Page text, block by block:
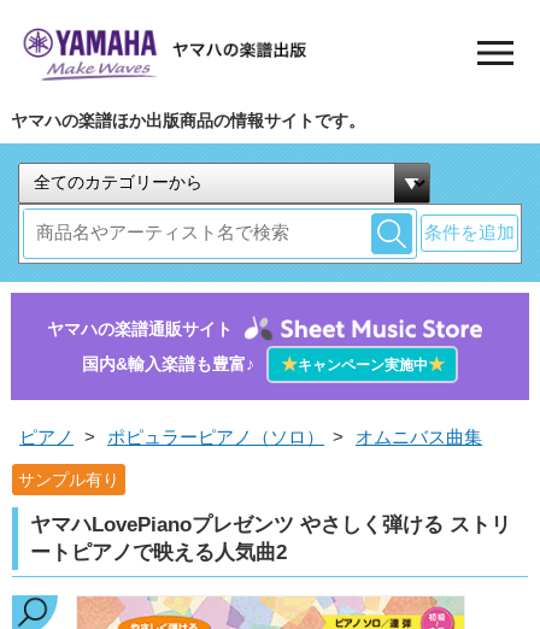
ヤマハの楽譜ほか出版商品の情報サイトです。
条件を追加
ヤマハの楽譜通販サイト
国内&輸入楽譜も豊富♪
★キャンペーン実施中★
ピアノ > ポピュラーピアノ（ソロ） > オムニバス曲集
サンプル有り
ヤマハLovePianoプレゼンツ やさしく弾ける ストリ
ートピアノで映える人気曲2